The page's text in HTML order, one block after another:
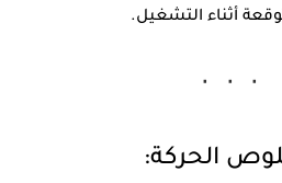
أثناء التشغيل.
الحركة: